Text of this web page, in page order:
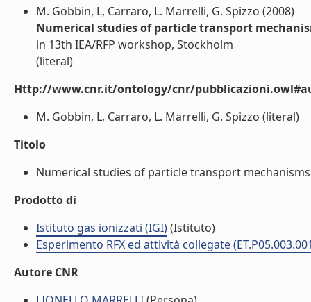
M. Gobbin, L, Carraro, L. Marrelli, G. Spizzo (2008)
Numerical studies of particle transport
in 13th IEA/RFP workshop, Stockholm
(literal)
Http://www.cnr.it/ontology/cnr/
M. Gobbin, L, Carraro, L. Marrelli, G. Spizzo (literal)
Titolo
Numerical studies of particle transport
Prodotto di
Istituto gas ionizzati (IGI)(Istituto)
Esperimento RFX ed attività collegate
Autore CNR